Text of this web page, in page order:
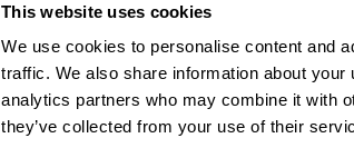
This website uses cookies
We use cookies to personalise content and
traffic. We also share information about
analytics partners who may combine it with
they’ve collected from your use of their